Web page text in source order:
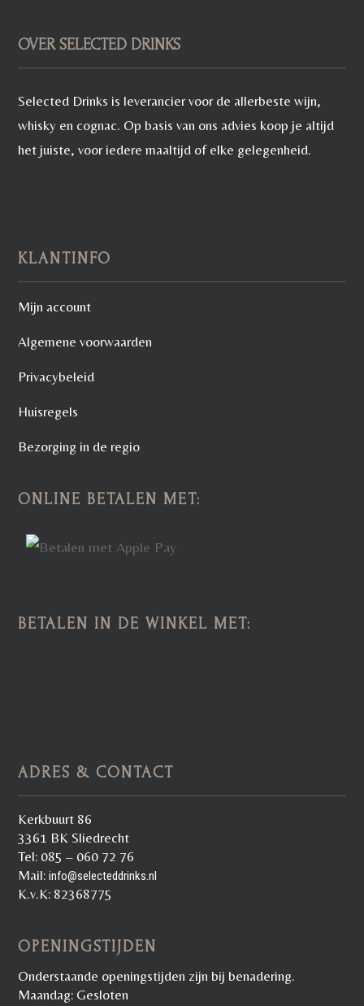
OVER SELECTED DRINKS
Selected Drinks is leverancier voor de allerbeste wijn,
whisky en cognac. Op basis van ons advies koop je altijd
het juiste, voor iedere maaltijd of elke gelegenheid.
KLANTINFO
Mijn account
Algemene voorwaarden
Privacybeleid
Huisregels
Bezorging in de regio
ONLINE BETALEN MET:
BETALEN IN DE WINKEL MET:
ADRES & CONTACT
Kerkbuurt 86
3361 BK Sliedrecht
Tel: 085 – 060 72 76
Mail:info@selecteddrinks.nl
K.v.K: 82368775
OPENINGSTIJDEN
Onderstaande openingstijden zijn bij benadering.
Maandag: Gesloten